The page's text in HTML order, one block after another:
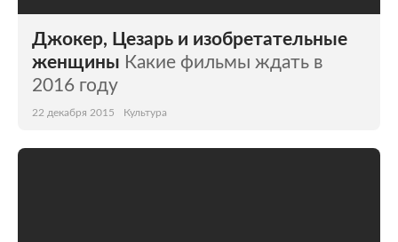
Джокер, Цезарь и изобретательные
женщины Какие фильмы ждать в
2016 году
22 декабря 2015 Культура